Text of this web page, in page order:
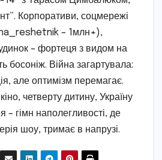
Корпоративи, соцмережі
– 1млн+),
– фортеця з видом на
босоніж. Війна загартувала:
але оптимізм перемагає.
четверту дитину, Україну
– гімн наполегливості, де
шоу, тримає в напрузі.